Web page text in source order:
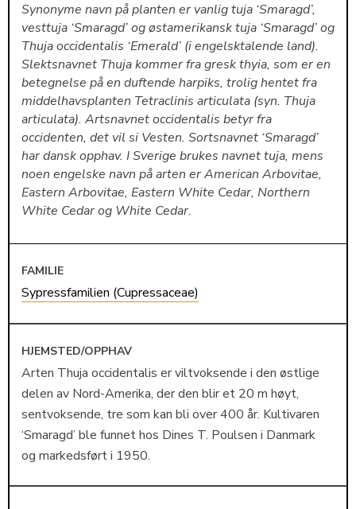
Synonyme navn på planten er vanlig tuja ‘Smaragd’,
vesttuja ‘Smaragd’ og østamerikansk tuja ‘Smaragd’ og
Thuja occidentalis ‘Emerald’ (i engelsktalende land).
Slektsnavnet Thuja kommer fra gresk thyia, som er en
betegnelse på en duftende harpiks, trolig hentet fra
middelhavsplanten Tetraclinis articulata (syn. Thuja
articulata). Artsnavnet occidentalis betyr fra
occidenten, det vil si Vesten. Sortsnavnet ‘Smaragd’
har dansk opphav. I Sverige brukes navnet tuja, mens
noen engelske navn på arten er American Arbovitae,
Eastern Arbovitae, Eastern White Cedar, Northern
White Cedar og White Cedar.
FAMILIE
Sypressfamilien (Cupressaceae)
HJEMSTED/OPPHAV
Arten Thuja occidentalis er viltvoksende i den østlige
delen av Nord-Amerika, der den blir et 20 m høyt,
sentvoksende, tre som kan bli over 400 år. Kultivaren
‘Smaragd’ ble funnet hos Dines T. Poulsen i Danmark
og markedsført i 1950.